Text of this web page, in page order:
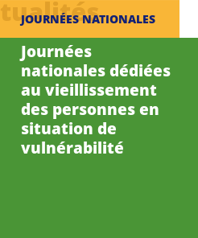
JOURNÉES NATIONALES
Journées
nationales dédiées
au vieillissement
des personnes en
situation de
vulnérabilité